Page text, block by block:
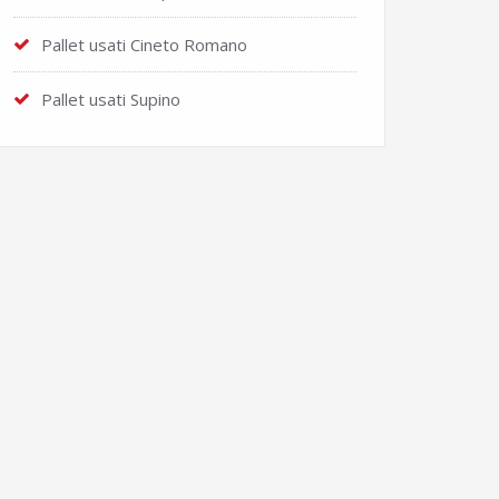
Pallet usati Cineto Romano
Pallet usati Supino